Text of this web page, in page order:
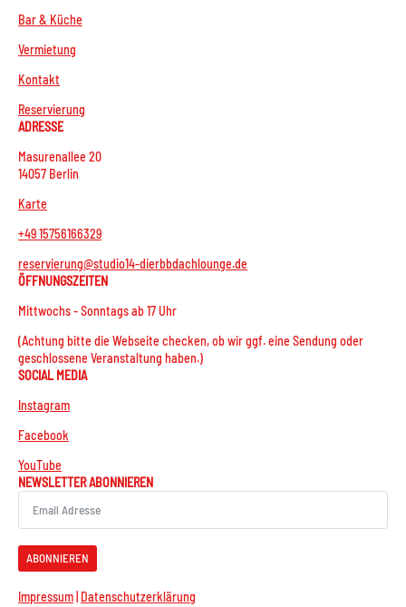
Bar & Küche
Vermietung
Kontakt
Reservierung
ADRESSE
Masurenallee 20
14057 Berlin
Karte
+49 15756166329
reservierung@studio14-dierbbdachlounge.de
ÖFFNUNGSZEITEN
Mittwochs - Sonntags ab 17 Uhr
(Achtung bitte die Webseite checken, ob wir ggf. eine Sendung oder
geschlossene Veranstaltung haben.)
SOCIAL MEDIA
Instagram
Facebook
YouTube
NEWSLETTER ABONNIEREN
ABONNIEREN
Impressum Datenschutzerklärung